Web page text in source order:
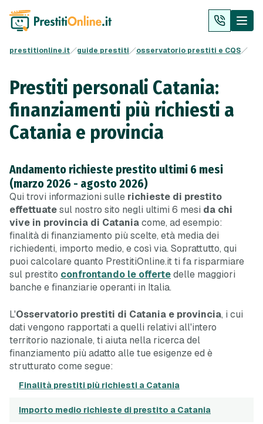
prestitionline.it guide prestiti osservatorio prestiti e CQS
Prestiti personali Catania:
finanziamenti più richiesti a
Catania e provincia
Andamento richieste prestito ultimi 6 mesi
(marzo 2026 - agosto 2026)
Qui trovi informazioni sulle richieste di prestito
effettuatesul nostro sito negli ultimi 6 mesi da chi
vive in provincia di Cataniacome, ad esempio:
finalità di finanziamento più scelte, età media dei
richiedenti, importo medio, e così via. Soprattutto, qui
puoi calcolare quanto PrestitiOnline.it ti fa risparmiare
sul prestito confrontando le offertedelle maggiori
banche e finanziarie operanti in Italia.
L'Osservatorio prestiti di Catania e provincia, i cui
dati vengono rapportati a quelli relativi all'intero
territorio nazionale, ti aiuta nella ricerca del
finanziamento più adatto alle tue esigenze ed è
strutturato come segue:
Finalità prestiti più richiesti a Catania
Importo medio richieste di prestito a Catania